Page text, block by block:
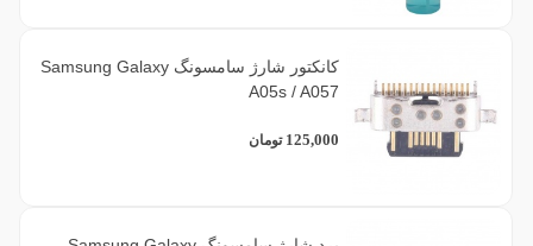
کانکتور شارژ سامسونگ Samsung Galaxy
A05s / A057
125,000 تومان